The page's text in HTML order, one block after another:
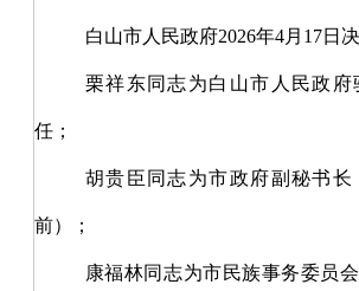
白山市人民政府2026年4月 17日
栗祥东同志为白山市人民政府
任；
胡贵臣同志为市政府副秘书长
前）；
康福林同志为市民族事务委员